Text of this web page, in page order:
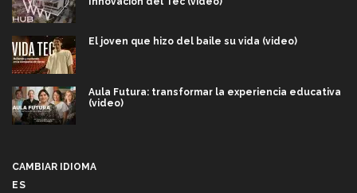
El joven que hizo del baile su vida (video)
Aula Futura: transformar la experiencia educativa
(video)
CAMBIAR IDIOMA
ES